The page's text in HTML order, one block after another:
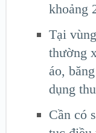
khoảng
Tại
thường
áo,
dụng
Cần có